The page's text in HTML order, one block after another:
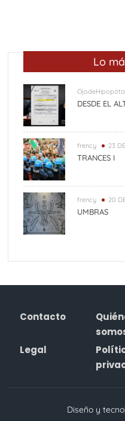
Lo
DESDE EL
frency 23
TRANCES I
frency 20
UMBRAS
Contacto
Legal
Diseño y